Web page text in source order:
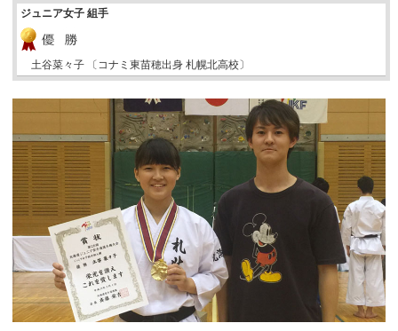
ジュニア女子 組手
土谷菜々子 〔コナミ東苗穂出身 札幌北高校〕